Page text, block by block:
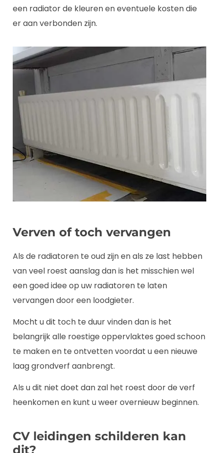
een radiator de kleuren en eventuele kosten die
er aan verbonden zijn.
Verven of toch vervangen
Als de radiatoren te oud zijn en als ze last hebben
van veel roest aanslag dan is het misschien wel
een goed idee op uw radiatoren te laten
vervangen door een loodgieter.
Mocht u dit toch te duur vinden dan is het
belangrijk alle roestige oppervlaktes goed schoon
te maken en te ontvetten voordat u een nieuwe
laag grondverf aanbrengt.
Als u dit niet doet dan zal het roest door de verf
heenkomen en kunt u weer overnieuw beginnen.
CV leidingen schilderen kan
dit?